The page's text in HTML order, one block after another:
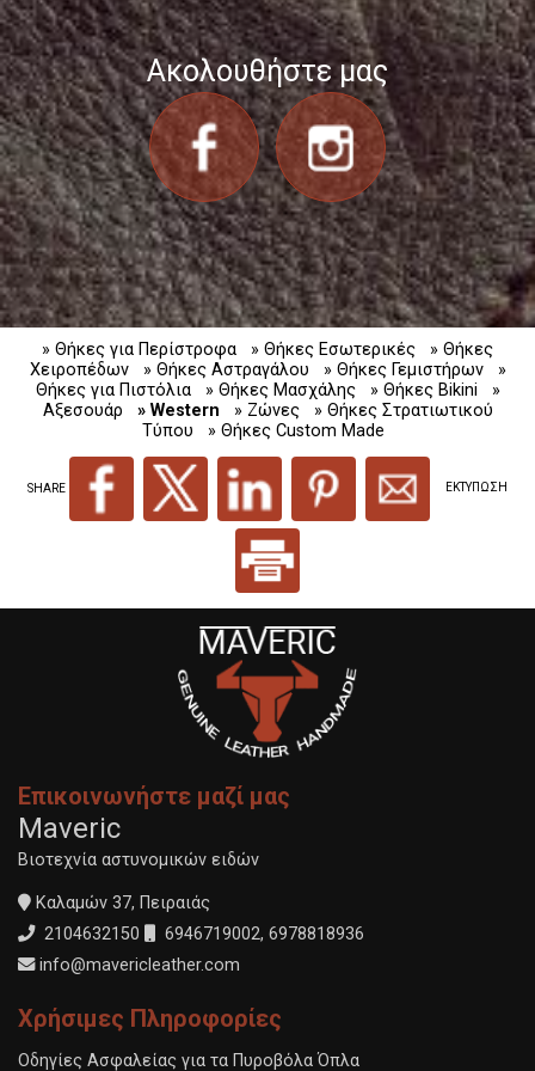
Ακολουθήστε μας
» Θήκες για Περίστροφα » Θήκες Εσωτερικές
» Θήκες
Χειροπέδων
» Θήκες Αστραγάλου » Θήκες Γεμιστήρων
»
Θήκες για Πιστόλια
» Θήκες Μασχάλης » Θήκες Bikini
»
Αξεσουάρ
» Western » Ζώνες
» Θήκες Στρατιωτικού
Τύπου
» Θήκες Custom Made
SHARE ΕΚΤΥΠΩΣΗ
Επικοινωνήστε μαζί μας
Maveric
Βιοτεχνία αστυνομικών ειδών
Καλαμών 37, Πειραιάς
2104632150
6946719002, 6978818936
info@mavericleather.com
Χρήσιμες Πληροφορίες
Οδηγίες Ασφαλείας για τα Πυροβόλα Όπλα